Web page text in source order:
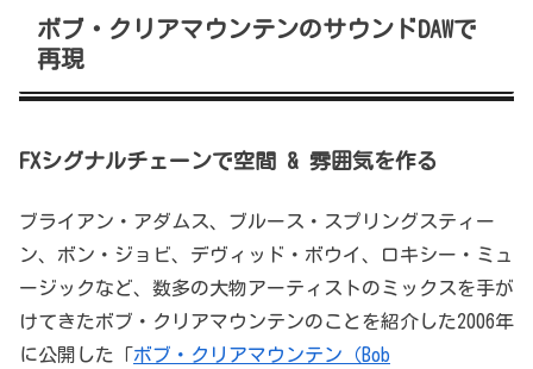
ボブ・クリアマウンテンのサウンドDAWで
再現
FXシグナルチェーンで空間 & 雰囲気を作る
ブライアン・アダムス、ブルース・スプリングスティー
ン、ボン・ジョビ、デヴィッド・ボウイ、ロキシー・ミュ
ージックなど、数多の大物アーティストのミックスを手が
けてきたボブ・クリアマウンテンのことを紹介した2006年
に公開した「ボブ・クリアマウンテン（Bob